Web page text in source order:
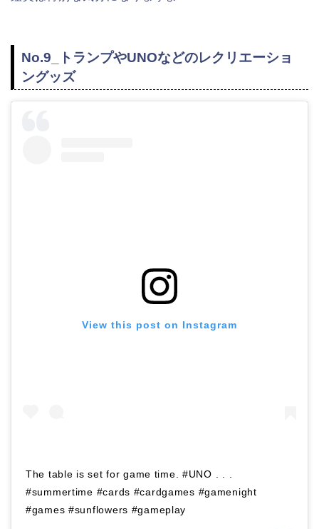
No.9_トランプやUNOなどのレクリエーショ
ングッズ
View this post on Instagram
The table is set for game time. #UNO . . .
#summertime #cards #cardgames #gamenight
#games #sunflowers #gameplay